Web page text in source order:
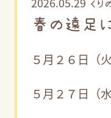
く
春の遠足に
５月２６日（
５月２７日（